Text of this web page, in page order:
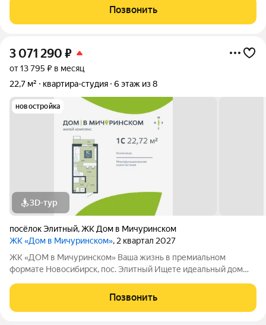
Уютный посёлок Элитный. Зелёная, тихая и перспективная
локация с хорошей транспортной
Позвонить
3 071 290 ₽
от 13 795 ₽ в месяц
22,7 м²
квартира-студия 6 этаж из 8
новостройка
3D-тур
посёлок Элитный,ЖК Дом в Мичуринском
ЖК «Дом в Мичуринском», 2 квартал 2027
ЖК «ДОМ в Мичуринском» Ваша жизнь в премиальном
формате Новосибирск, пос. Элитный Ищете идеальный дом
Уютный посёлок Элитный. Зелёная, тихая и перспективная
локация с хорошей транспортной
Позвонить